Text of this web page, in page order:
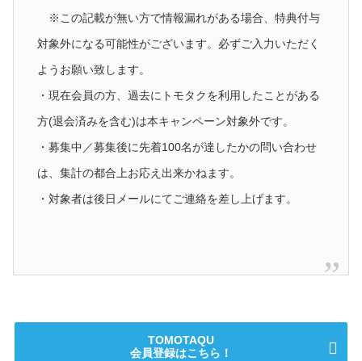
※この記載が無い方で情報漏れがある場合、特典付与
対象外になる可能性がございます。必ずご入力いただく
ようお願い致します。
・現在会員の方、過去にトモタクを利用したことがある
方(退会済みを含む)は本キャンペーン対象外です。
・募集中／募集後に先着100名が達したかの問い合わせ
は、集計の都合上お応え出来かねます。
・対象者は後日メールにてご連絡を差し上げます。
TOMOTAQU
会員登録はこちら！